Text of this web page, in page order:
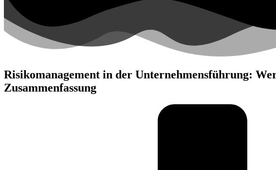
Risikomanagement in der Unternehmensführung:
Zusammenfassung